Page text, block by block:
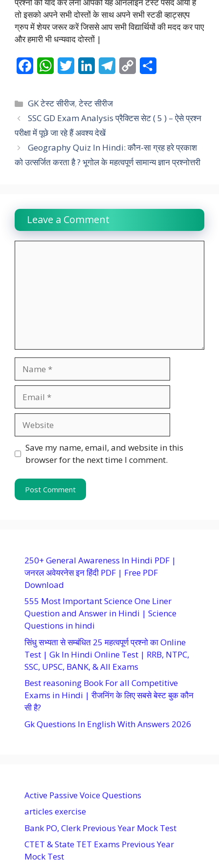
तो इसको अपने सभी दोस्तों के साथ अपने सभी स्टडी व्हाट्सएप
ग्रुप में शेयर जरूर करें जिससे आप सभी विद्यार्थियों की मदद कर पाए
और हमारी भी धन्यवाद दोस्तों |
c
e
b
o
o
W
a
t
s
A
p
i
t
t
e
r
n
k
e
d
I
e
r
a
y
i
n
r
Categories
GK टेस्ट सीरीज,टेस्ट सीरीज
SSC GD Exam Analysis प्रैक्टिस सेट ( 5 ) – ऐसे प्रश्न
परीक्षा में पूछे जा रहे हैं अवश्य देखें
Geography Quiz In Hindi: कौन-सा ग्रह हरे प्रकाश
को उत्सर्जित करता है ? भूगोल के महत्वपूर्ण सामान्य ज्ञान प्रश्नोत्तरी
Leave a Comment
Save my name, email, and website in this
browser for the next time I comment.
250+ General Awareness In Hindi PDF |
जनरल अवेयरनेस इन हिंदी PDF | Free PDF
Download
555 Most Important Science One Liner
Question and Answer in Hindi | Science
Questions in hindi
सिंधु सभ्यता से सम्बंधित 25 महत्वपूर्ण प्रश्नो का Online
Test | Gk In Hindi Online Test | RRB, NTPC,
SSC, UPSC, BANK, & All Exams
Best reasoning Book For all Competitive
Exams in Hindi | रीजनिंग के लिए सबसे बेस्ट बुक कौन
सी है?
Gk Questions In English With Answers 2026
Active Passive Voice Questions
articles exercise
Bank PO, Clerk Previous Year Mock Test
CTET & State TET Exams Previous Year
Mock Test